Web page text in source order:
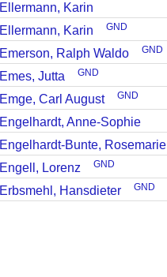
Ellermann, Karin
Ellermann, Karin
GND
Emerson, Ralph Waldo GND
Emes, Jutta GND
Emge, Carl August GND
Engelhardt, Anne-Sophie
Engelhardt-Bunte, Rosemarie
Engell, Lorenz
GND
Erbsmehl, Hansdieter GND